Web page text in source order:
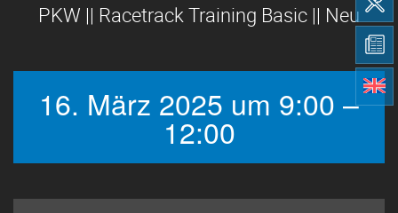
PKW || Racetrack Training Basic || Neu
16. März 2025 um 9:00 –
12:00